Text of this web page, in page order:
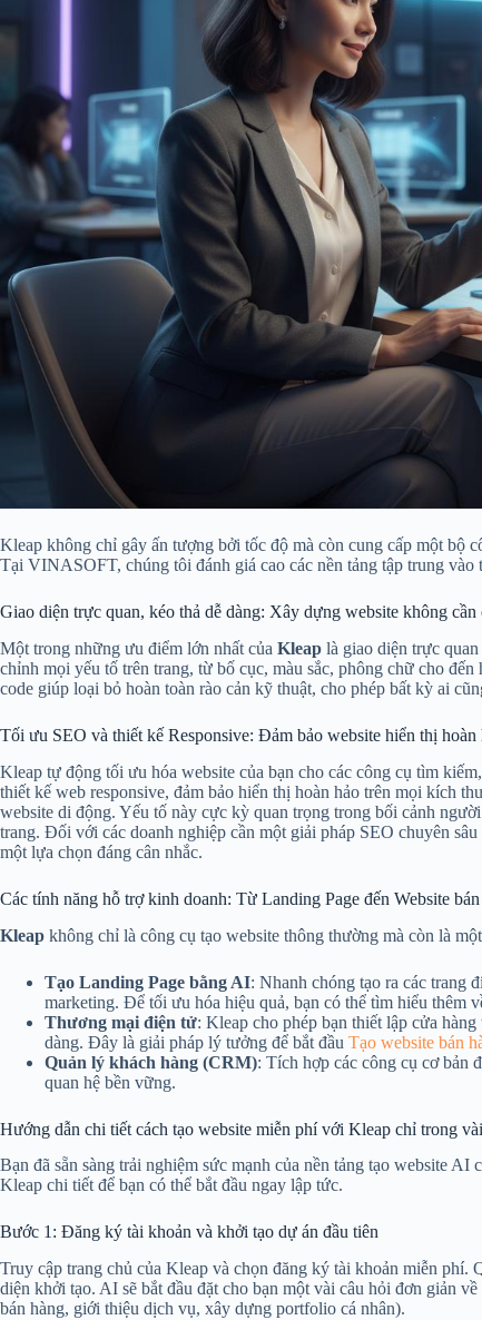
Kleap không chỉ gây ấn tượng bởi tốc độ mà còn cung cấp một bộ
Tại VINASOFT, chúng tôi đánh giá cao các nền tảng tập trung
Giao diện trực quan, kéo thả dễ dàng: Xây dựng website không cần
Một trong những ưu điểm lớn nhất của Kleap là giao diện trực
chỉnh mọi yếu tố trên trang, từ bố cục, màu sắc, phông chữ cho
code giúp loại bỏ hoàn toàn rào cản kỹ thuật, cho phép bất kỳ ai
Tối ưu SEO và thiết kế Responsive: Đảm bảo website hiển thị hoàn
Kleap tự động tối ưu hóa website của bạn cho các công cụ tìm
thiết kế web responsive, đảm bảo hiển thị hoàn hảo trên mọi kích
website di động. Yếu tố này cực kỳ quan trọng trong bối cảnh
trang. Đối với các doanh nghiệp cần một giải pháp SEO chuyên
một lựa chọn đáng cân nhắc.
Các tính năng hỗ trợ kinh doanh: Từ Landing Page đến Website
Kleap không chỉ là công cụ tạo website thông thường mà còn là
Tạo Landing Page bằng AI: Nhanh chóng tạo ra các trang
marketing. Để tối ưu hóa hiệu quả, bạn có thể tìm hiểu thêm
Thương mại điện tử: Kleap cho phép bạn thiết lập cửa
dàng. Đây là giải pháp lý tưởng để bắt đầu Tạo website bán
Quản lý khách hàng (CRM): Tích hợp các công cụ cơ bản
quan hệ bền vững.
Hướng dẫn chi tiết cách tạo website miễn phí với Kleap chỉ trong
Bạn đã sẵn sàng trải nghiệm sức mạnh của nền tảng tạo website
Kleap chi tiết để bạn có thể bắt đầu ngay lập tức.
Bước 1: Đăng ký tài khoản và khởi tạo dự án đầu tiên
Truy cập trang chủ của Kleap và chọn đăng ký tài khoản miễn phí.
diện khởi tạo. AI sẽ bắt đầu đặt cho bạn một vài câu hỏi đơn giản
bán hàng, giới thiệu dịch vụ, xây dựng portfolio cá nhân).